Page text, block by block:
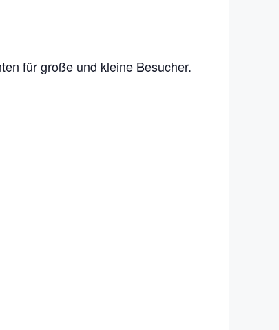
für große und kleine Besucher.